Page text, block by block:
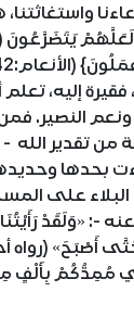
واستغاثتنا،
إليه،
النصير.
من تقدير الله -
بحدها
على
رَأَيْتُنَا وَمَا
(رواه
مُمِدُّكُمْ بِأَلْفٍ